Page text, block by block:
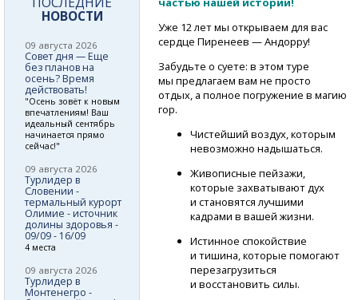
Уже 12 лет мы открываем для вас
сердце Пиренеев — Андорру!
Забудьте о суете: в этом туре
мы предлагаем вам не просто
отдых, а полное погружение в магию
гор.
Чистейший воздух, которым
невозможно надышаться.
Живописные пейзажи,
которые захватывают дух
и становятся лучшими
кадрами в вашей жизни.
Истинное спокойствие
и тишина, которые помогают
перезагрузиться
и восстановить силы.
НОВОСТИ
09 августа 2026
Совет дня — Еще
без планов на
осень? Время
действовать!
"Осень зовёт к новым
впечатлениям! Ваш
идеальный сентябрь
начинается прямо
сейчас!"
09 августа 2026
Турлидер в
Словении -
термальный курорт
Олимие - источник
долины здоровья -
09/09 - 16/09
4 места
09 августа 2026
Турлидер в
Монтенегро -